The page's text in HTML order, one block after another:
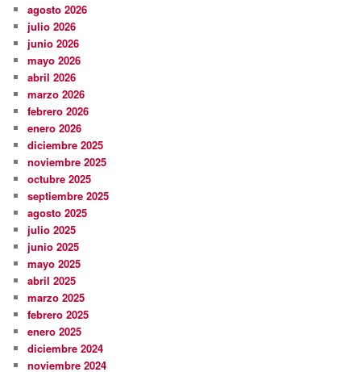
agosto 2026
julio 2026
junio 2026
mayo 2026
abril 2026
marzo 2026
febrero 2026
enero 2026
diciembre 2025
noviembre 2025
octubre 2025
septiembre 2025
agosto 2025
julio 2025
junio 2025
mayo 2025
abril 2025
marzo 2025
febrero 2025
enero 2025
diciembre 2024
noviembre 2024